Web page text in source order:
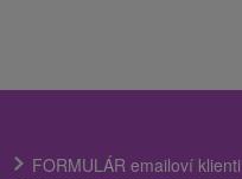
FORMULÁR emailoví klienti